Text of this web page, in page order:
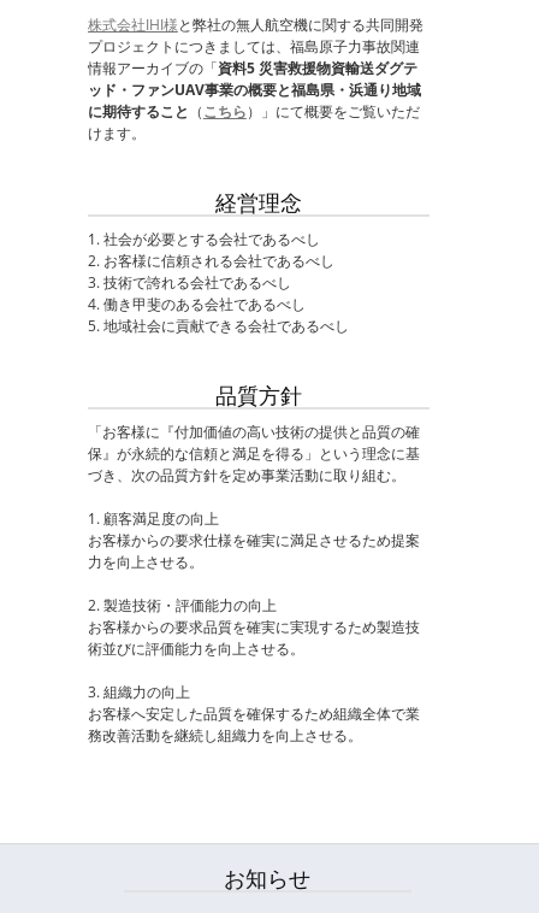
株式会社IHI様と弊社の無人航空機に関する共同開発
プロジェクトにつきましては、福島原子力事故関連
情報アーカイブの「資料5 災害救援物資輸送ダグテ
ッド・ファンUAV事業の概要と福島県・浜通り地域
に期待すること （こちら）」にて概要をご覧いただ
けます。
経営理念
1. 社会が必要とする会社であるべし
2. お客様に信頼される会社であるべし
3. 技術で誇れる会社であるべし
4. 働き甲斐のある会社であるべし
5. 地域社会に貢献できる会社であるべし
品質方針
「お客様に『付加価値の高い技術の提供と品質の確
保』が永続的な信頼と満足を得る」という理念に基
づき、次の品質方針を定め事業活動に取り組む。
1. 顧客満足度の向上
お客様からの要求仕様を確実に満足させるため提案
力を向上させる。
2. 製造技術・評価能力の向上
お客様からの要求品質を確実に実現するため製造技
術並びに評価能力を向上させる。
3. 組織力の向上
お客様へ安定した品質を確保するため組織全体で業
務改善活動を継続し組織力を向上させる。
お知らせ